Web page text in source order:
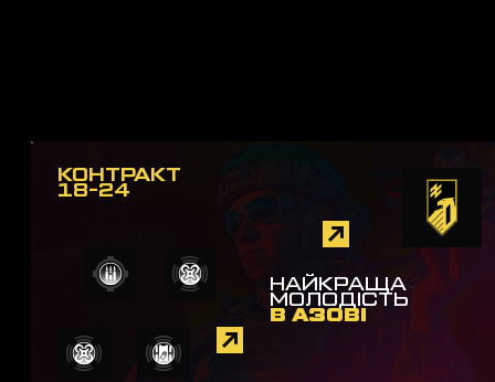
КОНТРАКТ
18-24
НАЙКРАЩА
МОЛОДІСТЬ
В АЗОВІ